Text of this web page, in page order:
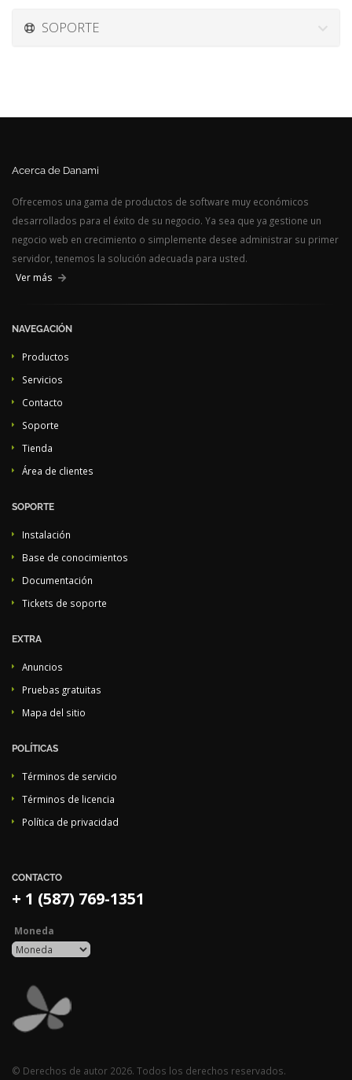
SOPORTE
Acerca de Danami
Ofrecemos una gama de productos de software muy económicos
desarrollados para el éxito de su negocio. Ya sea que ya gestione un
negocio web en crecimiento o simplemente desee administrar su primer
servidor, tenemos la solución adecuada para usted.
Ver más
NAVEGACIÓN
Productos
Servicios
Contacto
Soporte
Tienda
Área de clientes
SOPORTE
Instalación
Base de conocimientos
Documentación
Tickets de soporte
EXTRA
Anuncios
Pruebas gratuitas
Mapa del sitio
POLÍTICAS
Términos de servicio
Términos de licencia
Política de privacidad
CONTACTO
+ 1 (587) 769-1351
Moneda
© Derechos de autor 2026. Todos los derechos reservados.